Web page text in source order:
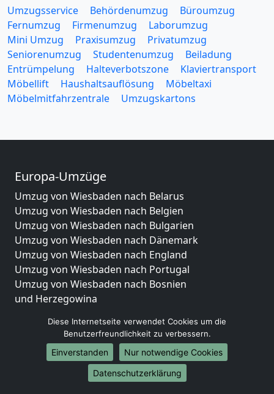
Umzugsservice Behördenumzug
Büroumzug
Fernumzug
Firmenumzug
Laborumzug
Mini Umzug
Praxisumzug
Privatumzug
Seniorenumzug
Studentenumzug
Beiladung
Entrümpelung
Halteverbotszone
Klaviertransport
Möbellift
Haushaltsauflösung
Möbeltaxi
Möbelmitfahrzentrale
Umzugskartons
Europa-Umzüge
Umzug von Wiesbaden nach Belarus
Umzug von Wiesbaden nach Belgien
Umzug von Wiesbaden nach Bulgarien
Umzug von Wiesbaden nach Dänemark
Umzug von Wiesbaden nach England
Umzug von Wiesbaden nach Portugal
Umzug von Wiesbaden nach Bosnien
und Herzegowina
Umzug von Wiesbaden nach Lettland
Umzug von Wiesbaden nach Zypern
Umzug von Wiesbaden nach Kroatien
Umzug von Wiesbaden nach Estland
Umzug von Wiesbaden nach Finnland
Diese Internetseite verwendet Cookies um die
Benutzerfreundlichkeit zu verbessern.
Einverstanden
Nur notwendige Cookies
Datenschutzerklärung